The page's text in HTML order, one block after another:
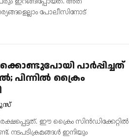
ഇറങ്ങിപ്പോയത്. അത്
പോലീസിനോട്
പാർപ്പിച്ചത്
പിന്നിൽ ക്രൈം
ഈ ക്രൈം സിൻഡിക്കേറ്റിൽ
നടപടിക്രമങ്ങൾ ഇനിയും